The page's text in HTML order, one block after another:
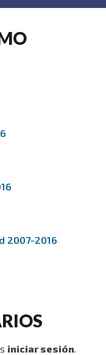
2007-2016
iniciar sesión.